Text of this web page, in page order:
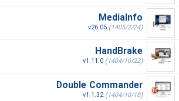
MediaInfo
v26.05 (1405/2/24)
HandBrake
v1.11.0 (1404/10/22)
Double Commander
v1.1.32(1404/10/18)